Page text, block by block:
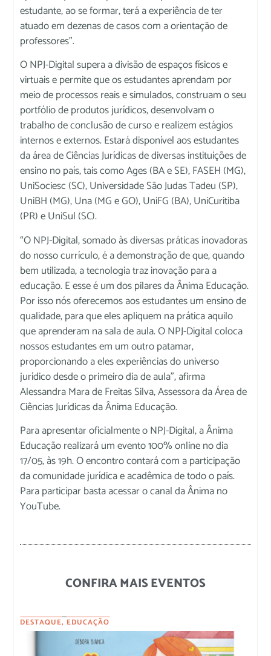
estudante, ao se formar, terá a experiência de ter
atuado em dezenas de casos com a orientação de
professores”.
O NPJ-Digital supera a divisão de espaços físicos e
virtuais e permite que os estudantes aprendam por
meio de processos reais e simulados, construam o seu
portfólio de produtos jurídicos, desenvolvam o
trabalho de conclusão de curso e realizem estágios
internos e externos. Estará disponível aos estudantes
da área de Ciências Jurídicas de diversas instituições de
ensino no país, tais como Ages (BA e SE), FASEH (MG),
UniSociesc (SC), Universidade São Judas Tadeu (SP),
UniBH (MG), Una (MG e GO), UniFG (BA), UniCuritiba
(PR) e UniSul (SC).
“O NPJ-Digital, somado às diversas práticas inovadoras
do nosso currículo, é a demonstração de que, quando
bem utilizada, a tecnologia traz inovação para a
educação. E esse é um dos pilares da Ânima Educação.
Por isso nós oferecemos aos estudantes um ensino de
qualidade, para que eles apliquem na prática aquilo
que aprenderam na sala de aula. O NPJ-Digital coloca
nossos estudantes em um outro patamar,
proporcionando a eles experiências do universo
jurídico desde o primeiro dia de aula”, afirma
Alessandra Mara de Freitas Silva, Assessora da Área de
Ciências Jurídicas da Ânima Educação.
Para apresentar oficialmente o NPJ-Digital, a Ânima
Educação realizará um evento 100% online no dia
17/05, às 19h. O encontro contará com a participação
da comunidade jurídica e acadêmica de todo o país.
Para participar basta acessar o canal da Ânima no
YouTube.
CONFIRA MAIS EVENTOS
DESTAQUE, EDUCAÇÃO